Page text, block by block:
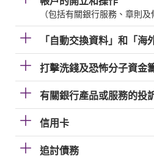
（包括有關銀行服務、章則
「自動交換資料」和「海
打擊洗錢及恐怖分子資金
有關銀行產品或服務的投
信用卡
追討債務